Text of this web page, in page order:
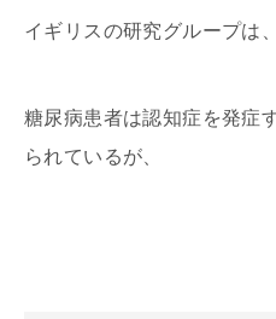
イギリスの研究グループは、
糖尿病患者は認知症を発症
られているが、